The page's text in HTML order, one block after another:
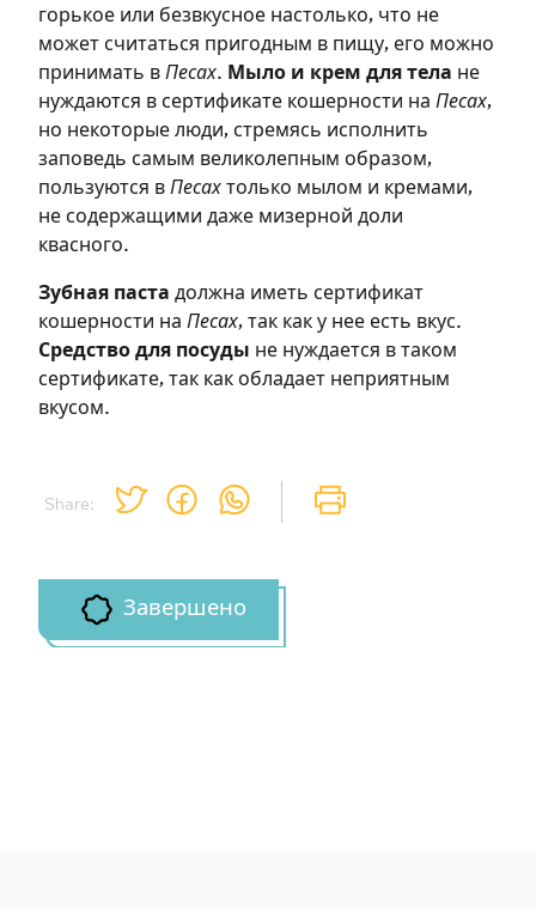
Share:
горькое или безвкусное настолько, что не
может считаться пригодным в пищу, его можно
принимать в Песах. Мыло и крем для тела не
нуждаются в сертификате кошерности на Песах,
но некоторые люди, стремясь исполнить
заповедь самым великолепным образом,
пользуются в Песах только мылом и кремами,
не содержащими даже мизерной доли
квасного.
Зубная паста должна иметь сертификат
кошерности на Песах, так как у нее есть вкус.
Средство для посуды не нуждается в таком
сертификате, так как обладает неприятным
вкусом.
Завершено
Подписаться Войти